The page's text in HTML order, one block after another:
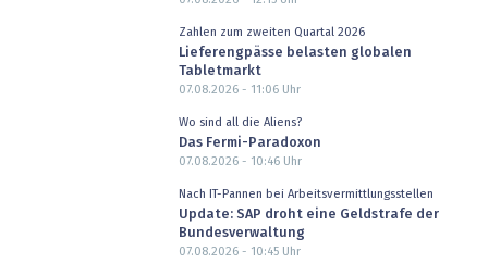
Zahlen zum zweiten Quartal 2026
Lieferengpässe belasten globalen
Tabletmarkt
07.08.2026 - 11:06Uhr
Wo sind all die Aliens?
Das Fermi-Paradoxon
07.08.2026 - 10:46Uhr
Nach IT-Pannen bei Arbeitsvermittlungsstellen
Update: SAP droht eine Geldstrafe der
Bundesverwaltung
07.08.2026 - 10:45Uhr